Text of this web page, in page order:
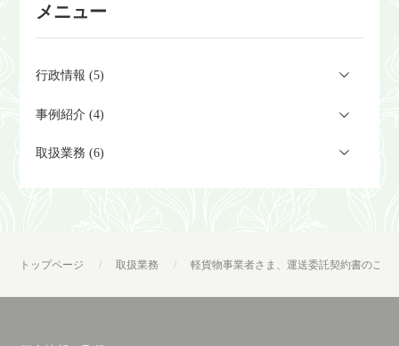
ます。メニュー
行政情報 (5)
事例紹介 (4)
取扱業務 (6)
トップページ 取扱業務 軽貨物事業者さま、運送委託契約書のご用